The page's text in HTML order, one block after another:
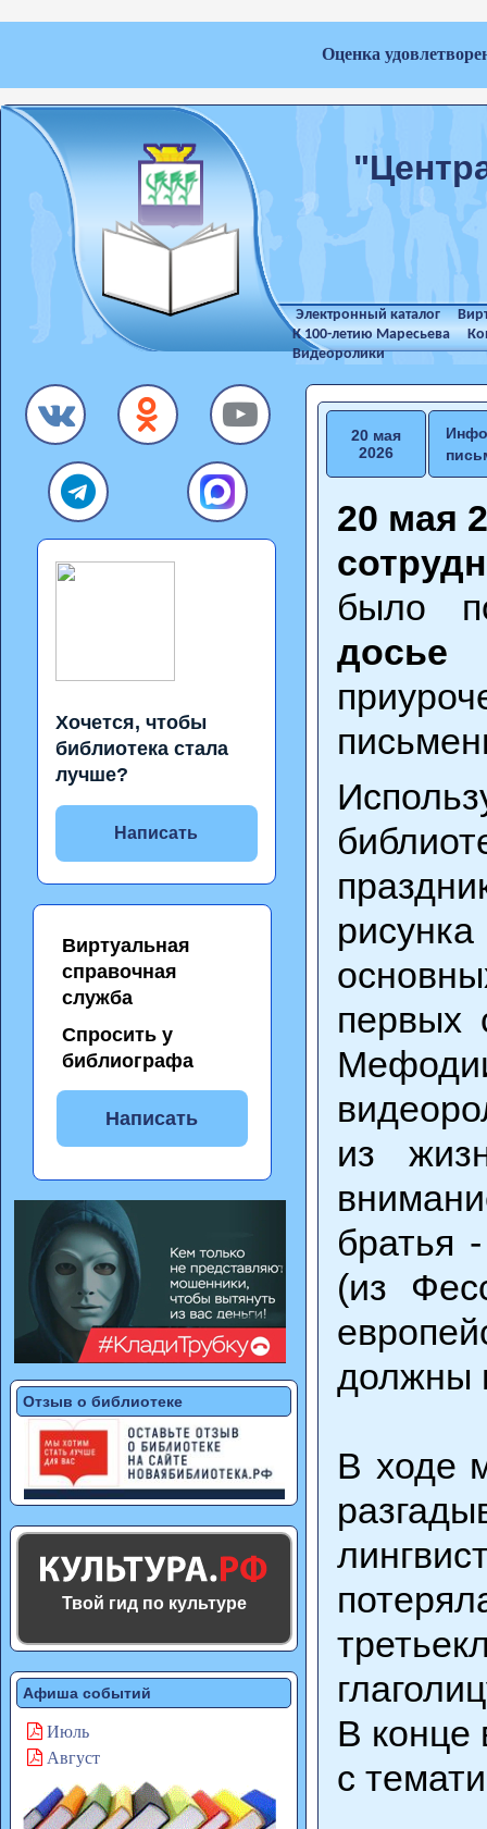
Оценка
Электронный каталог
К 100-летию Маресьева
Видеоролики
Хочется, чтобы
библиотека стала
лучше?
Написать
Виртуальная
справочная
служба
Спросить у
библиографа
Написать
Отзыв о библиотеке
Твой гид по культуре
Афиша событий
Июль
Август
20 мая
2026
20 мая
было
досье
первых
из
братья
(из
должны
В ходе
В конце
с